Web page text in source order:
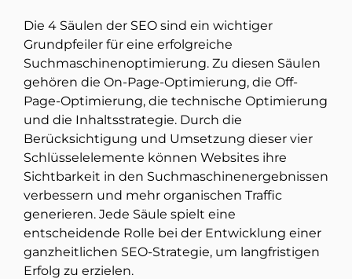
Die 4 Säulen der SEO sind ein wichtiger
Grundpfeiler für eine erfolgreiche
Suchmaschinenoptimierung. Zu diesen Säulen
gehören die On-Page-Optimierung, die Off-
Page-Optimierung, die technische Optimierung
und die Inhaltsstrategie. Durch die
Berücksichtigung und Umsetzung dieser vier
Schlüsselelemente können Websites ihre
Sichtbarkeit in den Suchmaschinenergebnissen
verbessern und mehr organischen Traffic
generieren. Jede Säule spielt eine
entscheidende Rolle bei der Entwicklung einer
ganzheitlichen SEO-Strategie, um langfristigen
Erfolg zu erzielen.